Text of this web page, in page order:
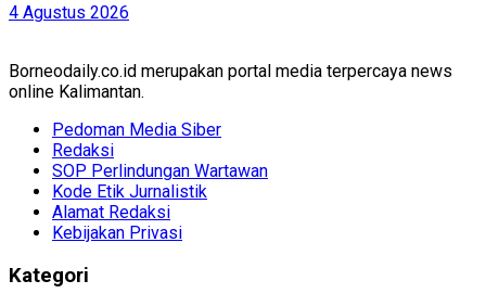
4 Agustus 2026
Borneodaily.co.id merupakan portal media terpercaya news
online Kalimantan.
Pedoman Media Siber
Redaksi
SOP Perlindungan Wartawan
Kode Etik Jurnalistik
Alamat Redaksi
Kebijakan Privasi
Kategori